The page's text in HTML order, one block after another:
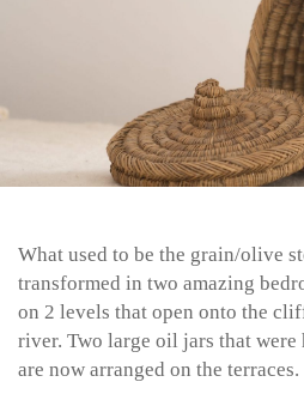
What used to be the grain/olive
transformed in two amazing
on 2 levels that open onto the
river. Two large oil jars that
are now arranged on the terraces.